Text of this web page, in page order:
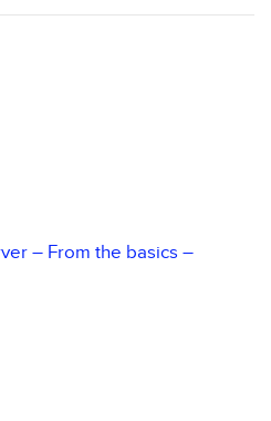
– From the basics –